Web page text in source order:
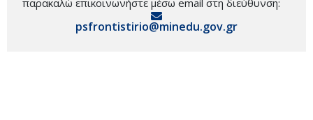
psfrontistirio@minedu.gov.gr